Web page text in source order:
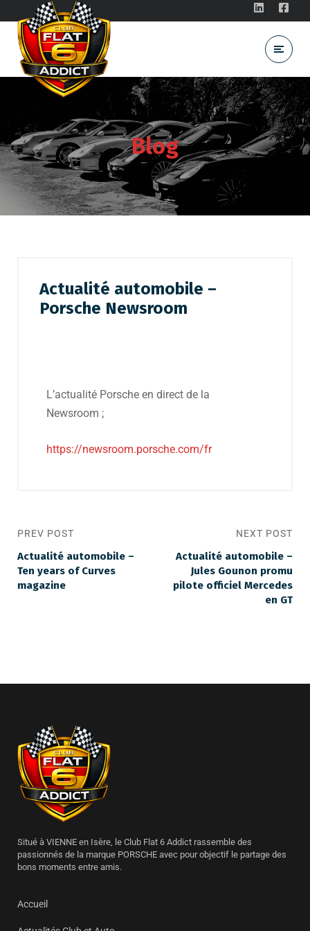
Blog
Actualité automobile –
Porsche Newsroom
L’actualité Porsche en direct de la
Newsroom ;
https://newsroom.porsche.com/fr
PREV POST
Actualité automobile –
Ten years of Curves
magazine
NEXT POST
Actualité automobile –
Jules Gounon promu
pilote officiel Mercedes
en GT
Situé à VIENNE en Isère, le Club Flat 6 Addict rassemble des
passionnés de la marque PORSCHE avec pour objectif le partage des
bons moments entre amis.
Accueil